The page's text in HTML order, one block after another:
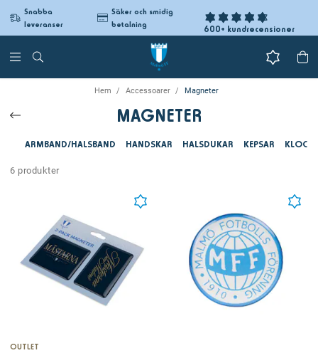
Snabba
leveranser
Säker och smidig
betalning
600+ kundrecensioner
Hem Accessoarer Magneter
MAGNETER
ARMBAND/HALSBAND HANDSKAR HALSDUKAR KEPSAR
6 produkter
OUTLET